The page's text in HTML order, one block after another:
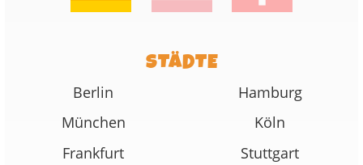
STÄDTE
Berlin
Hamburg
München
Köln
Frankfurt
Stuttgart